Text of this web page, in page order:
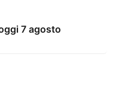
7 agosto